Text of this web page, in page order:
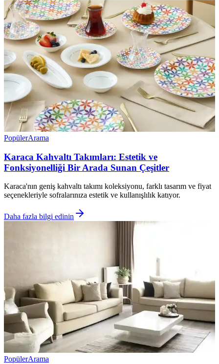
PopülerArama
Karaca Kahvaltı Takımları: Estetik ve
Fonksiyonelliği Bir Arada Sunan Çeşitler
Karaca'nın geniş kahvaltı takımı koleksiyonu, farklı tasarım ve fiyat
seçenekleriyle sofralarınıza estetik ve kullanışlılık katıyor.
Daha fazla bilgi edinin
PopülerArama